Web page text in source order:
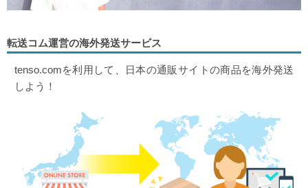
転送コム運営の海外発送サービス
tenso.comを利用して、日本の通販サイトの商品を海外発送
しよう！